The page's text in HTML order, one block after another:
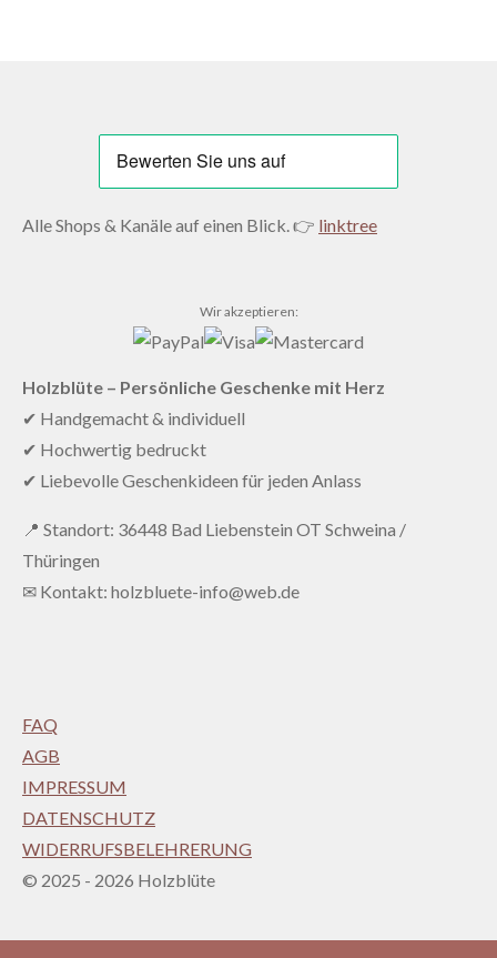
Alle Shops & Kanäle auf einen Blick. 👉 linktree
Wir akzeptieren:
Holzblüte – Persönliche Geschenke mit Herz
✔ Handgemacht & individuell
✔ Hochwertig bedruckt
✔ Liebevolle Geschenkideen für jeden Anlass
📍 Standort: 36448 Bad Liebenstein OT Schweina /
Thüringen
✉ Kontakt: holzbluete-info@web.de
FAQ
AGB
IMPRESSUM
DATENSCHUTZ
WIDERRUFSBELEHRERUNG
© 2025 - 2026 Holzblüte